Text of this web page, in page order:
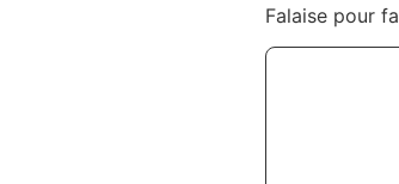
Falaise pour